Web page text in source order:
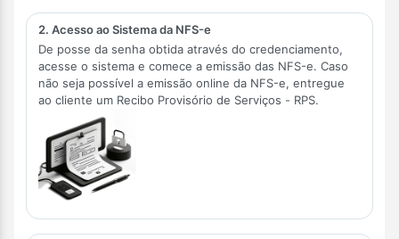
2. Acesso ao Sistema da NFS-e
De posse da senha obtida através do credenciamento,
acesse o sistema e comece a emissão das NFS-e. Caso
não seja possível a emissão online da NFS-e, entregue
ao cliente um Recibo Provisório de Serviços - RPS.